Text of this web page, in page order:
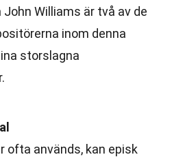
Williams är två av de
inom denna
storslagna
ofta används, kan episk